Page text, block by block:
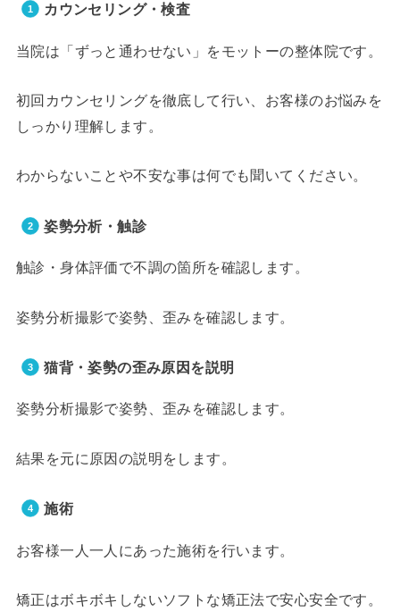
カウンセリング・検査
当院は「ずっと通わせない」をモットーの整体院です。
初回カウンセリングを徹底して行い、お客様のお悩みを
しっかり理解します。
わからないことや不安な事は何でも聞いてください。
姿勢分析・触診
触診・身体評価で不調の箇所を確認します。
姿勢分析撮影で姿勢、歪みを確認します。
猫背・姿勢の歪み原因を説明
姿勢分析撮影で姿勢、歪みを確認します。
結果を元に原因の説明をします。
施術
お客様一人一人にあった施術を行います。
矯正はボキボキしないソフトな矯正法で安心安全です。